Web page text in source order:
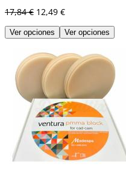
17,84 € 12,49 €
Ver opciones Ver opciones